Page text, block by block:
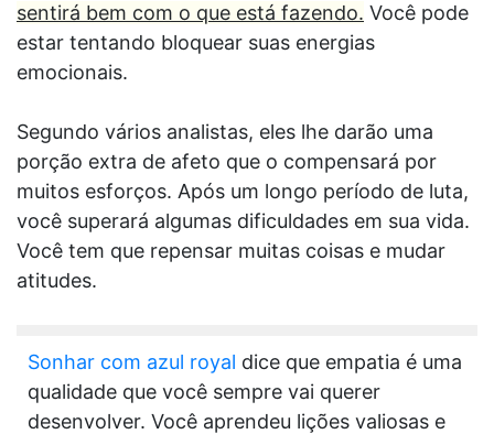
sentirá bem com o que está fazendo. Você pode
estar tentando bloquear suas energias
emocionais.
Segundo vários analistas, eles lhe darão uma
porção extra de afeto que o compensará por
muitos esforços. Após um longo período de luta,
você superará algumas dificuldades em sua vida.
Você tem que repensar muitas coisas e mudar
atitudes.
Sonhar com azul royal dice que empatia é uma
qualidade que você sempre vai querer
desenvolver. Você aprendeu lições valiosas e